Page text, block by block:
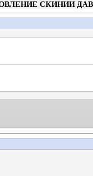
СКИНИИ